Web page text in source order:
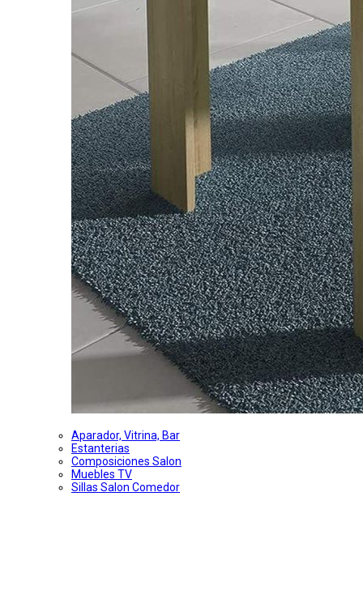
Aparador, Vitrina, Bar
Estanterias
Composiciones Salon
Muebles TV
Sillas Salon Comedor